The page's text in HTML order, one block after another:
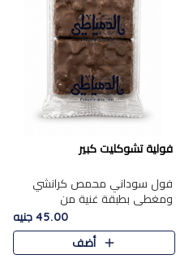
فولية تشوكليت كبير
فول سوداني محمص كرانشي
ومغطى بطبقة غنية من
الشوكولاتة، يجمع بين طعم
القرمشة الأصيلة الكلاسكيكية
التقليدية للفول السوداني وحلاوة
45.00 جنيه
أضف